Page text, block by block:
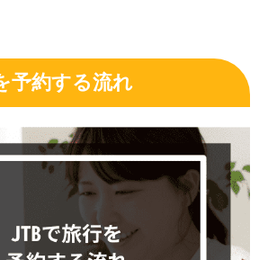
予約する流れ